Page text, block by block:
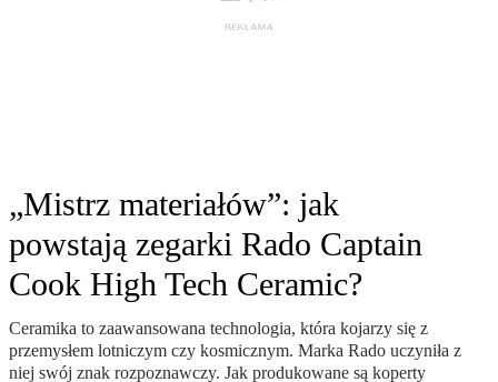
„Mistrz materiałów”: jak
powstają zegarki Rado Captain
Cook High Tech Ceramic?
Ceramika to zaawansowana technologia, która kojarzy się z
przemysłem lotniczym czy kosmicznym. Marka Rado uczyniła z
niej swój znak rozpoznawczy. Jak produkowane są koperty